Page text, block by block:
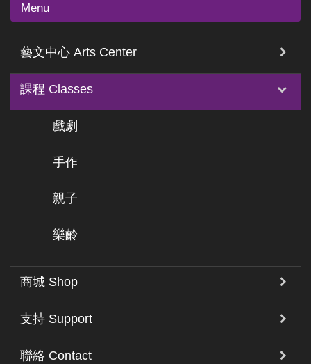
Menu
藝文中心 Arts Center
課程 Classes
戲劇
手作
親子
樂齡
商城 Shop
支持 Support
聯絡 Contact